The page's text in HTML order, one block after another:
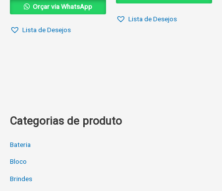
Categorias de produto
Bateria
Bloco
Brindes
Orçar via WhatsApp
Lista de Desejos
Lista de Desejos